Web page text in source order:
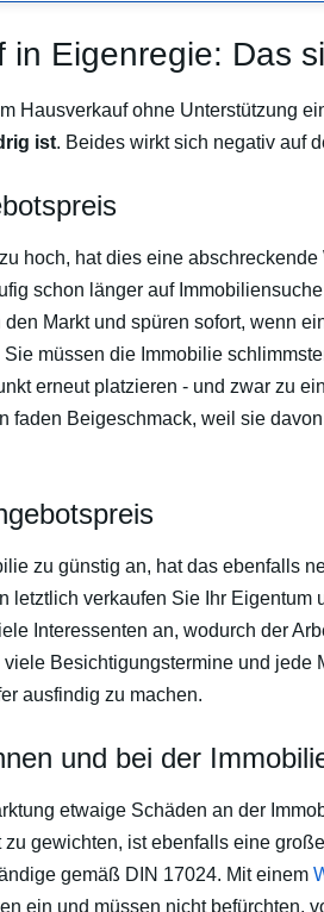
in Eigenregie: Das
Hausverkauf ohne Unterstützung
ist. Beides wirkt sich negativ auf
hoch, hat dies eine
schon länger auf
Markt und spüren sofort, wenn
müssen die Immobilie
erneut platzieren - und zwar zu
faden Beigeschmack, weil sie
zu günstig an, hat das ebenfalls
letztlich verkaufen Sie Ihr
Interessenten an, wodurch der
Besichtigungstermine und jede
ausfindig zu machen.
und bei der
etwaige Schäden an der
zu gewichten, ist ebenfalls eine
gemäß DIN 17024. Mit einem
ein und müssen nicht befürchten,